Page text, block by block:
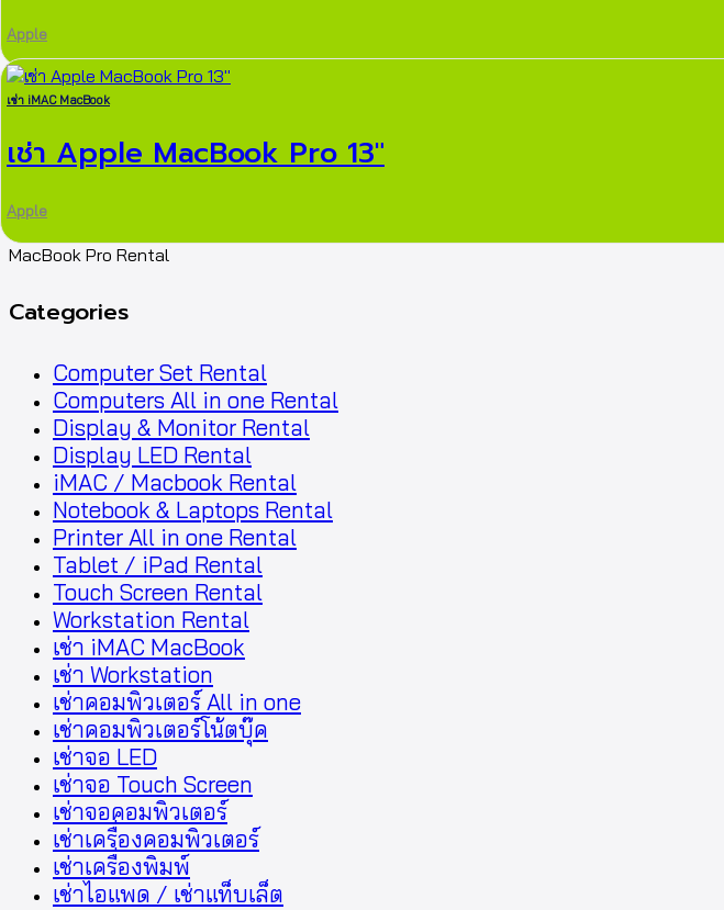
Apple
เช่า iMAC MacBook
เช่า Apple MacBook Pro 13″
Apple
MacBook Pro Rental
Categories
Computer Set Rental
Computers All in one Rental
Display & Monitor Rental
Display LED Rental
iMAC / Macbook Rental
Notebook & Laptops Rental
Printer All in one Rental
Tablet / iPad Rental
Touch Screen Rental
Workstation Rental
เช่า iMAC MacBook
เช่า Workstation
เช่าคอมพิวเตอร์ All in one
เช่าคอมพิวเตอร์โน้ตบุ๊ค
เช่าจอ LED
เช่าจอ Touch Screen
เช่าจอคอมพิวเตอร์
เช่าเครื่องคอมพิวเตอร์
เช่าเครื่องพิมพ์
เช่าไอแพด / เช่าแท็บเล็ต